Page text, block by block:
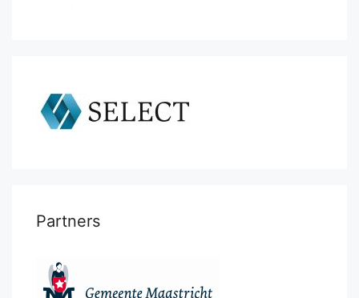
Partners